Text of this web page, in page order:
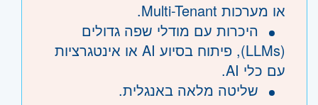
או מערכות Multi-Tenant.
היכרות עם מודלי שפה גדולים
(LLMs), פיתוח בסיוע AI או אינטגרציות
עם כלי AI.
שליטה מלאה באנגלית.